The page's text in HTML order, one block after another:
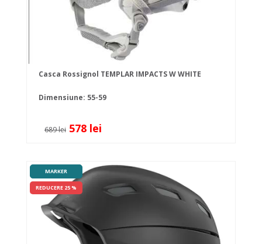
Casca Rossignol TEMPLAR IMPACTS W WHITE
Dimensiune: 55-59
689 lei 578 lei
MARKER
REDUCERE 25 %